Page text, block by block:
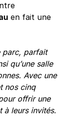
en fait une
parc, parfait
qu’une salle
Avec une
nos cinq
offrir une
à leurs invités.